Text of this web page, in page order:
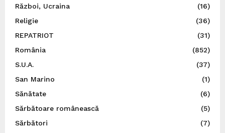
Război, Ucraina
(16)
Religie
(36)
REPATRIOT
(31)
România
(852)
S.U.A.
(37)
San Marino
(1)
Sănătate
(6)
Sărbătoare românească
(5)
Sărbători
(7)